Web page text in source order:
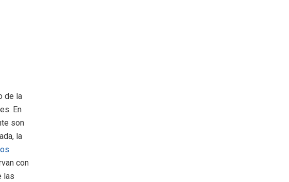
de la
En
son
la
con
las